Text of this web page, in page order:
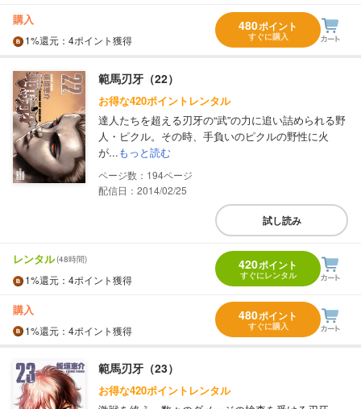
購入
1%還元 ：4ポイント獲得
480ポイント
すぐに購入
範馬刃牙（22）
お得な420ポイントレンタル
達人たちを超える刃牙の“武”の力に追い詰められる野
人・ピクル。その時、手負いのピクルの野性に火
が...もっと読む
194
配信日：2014/02/25
試し読み
レンタル(48時間)
1%還元 ：4ポイント獲得
420ポイント
すぐにレンタル
購入
1%還元 ：4ポイント獲得
480ポイント
すぐに購入
範馬刃牙（23）
お得な420ポイントレンタル